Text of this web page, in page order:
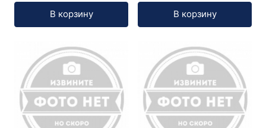
В корзину В корзину